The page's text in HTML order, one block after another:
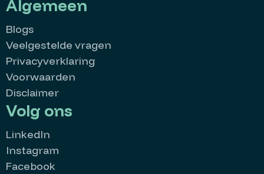
Algemeen
Blogs
Veelgestelde vragen
Privacyverklaring
Voorwaarden
Disclaimer
Volg ons
LinkedIn
Instagram
Facebook